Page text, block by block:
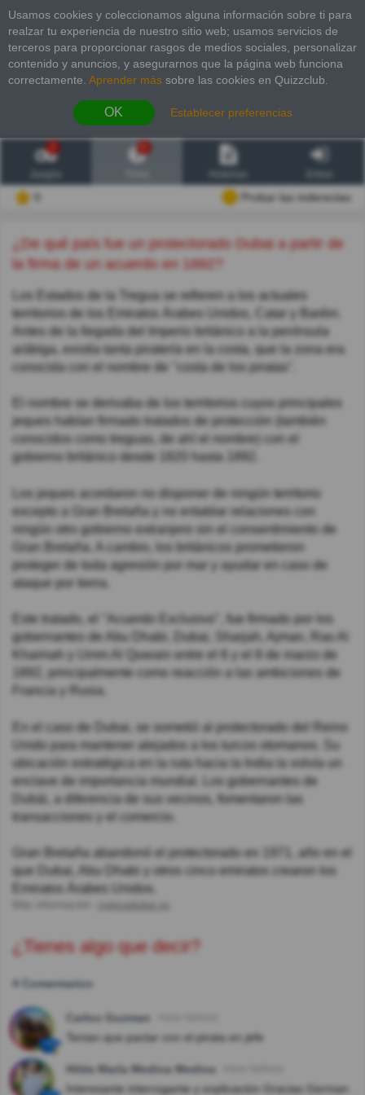
Usamos cookies y coleccionamos alguna información sobre ti para
realzar tu experiencia de nuestro sitio web; usamos servicios de
terceros para proporcionar rasgos de medios sociales, personalizar
contenido y anuncios, y asegurarnos que la página web funciona
correctamente. Aprender más sobre las cookies en Quizzclub.
OK Establecer preferencias
2
Probar las inderectas
¿De qué país fue un protectorado Dubai a partir de
la firma de un acuerdo en 1892?
Los Estados de la Tregua​ se refieren a los actuales
territorios de los Emiratos Árabes Unidos, Catar y Baréin.
Antes de la llegada del Imperio británico a la península
arábiga, existía tanta piratería en la costa, que la zona era
conocida con el nombre de "costa de los piratas".
El nombre se derivaba de los territorios cuyos principales
jeques habían firmado tratados de protección (también
conocidos como treguas, de ahí el nombre) con el
gobierno británico desde 1820 hasta 1892.
Los jeques acordaron no disponer de ningún territorio
excepto a Gran Bretaña y no entablar relaciones con
ningún otro gobierno extranjero sin el consentimiento de
Gran Bretaña. A cambio, los británicos prometieron
proteger de toda agresión por mar y ayudar en caso de
ataque por tierra.
Este tratado, el "Acuerdo Exclusivo", fue firmado por los
gobernantes de Abu Dhabi, Dubai, Sharjah, Ajman, Ras Al
Khaimah y Umm Al Quwain entre el 6 y el 8 de marzo de
1892, principalmente como reacción a las ambiciones de
Francia y Rusia.
En el caso de Dubai, se sometió al protectorado del Reino
Unido para mantener alejados a los turcos otomanos. Su
ubicación estratégica en la ruta hacia la India la volvía un
enclave de importancia mundial. Los gobernantes de
Dubái, a diferencia de sus vecinos, fomentaron las
transacciones y el comercio.
Gran Bretaña abandonó el protectorado en 1971, año en el
que Dubai, Abu Dhabi y otros cinco emiratos crearon los
Emiratos Árabes Unidos.
¿Tienes algo que decir?
4 Comentarios
Carlos Guzman
Tenian que pactar con el pirata en jefe
Hilda María Medina Medina
Interesante interrogante y explicación Gracias German